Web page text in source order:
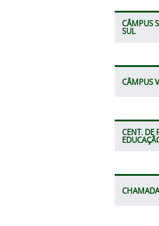
CÂMPUS
SUL
CÂMPUS
CENT. DE